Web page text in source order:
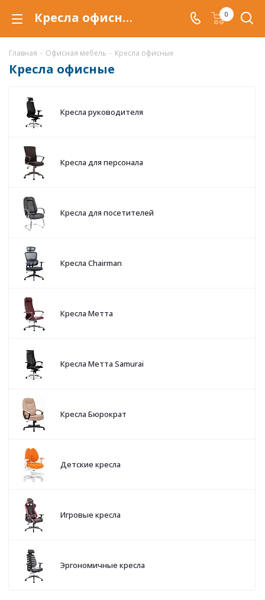
Кресла офисные в Краснодаре, купить кресло для офиса по низкой цене с доставкой 0
Главная - Офисная мебель - Кресла офисные
Кресла офисные
Кресла руководителя
Кресла для персонала
Кресла для посетителей
Кресла Chairman
Кресла Метта
Кресла Метта Samurai
Кресла Бюрократ
Детские кресла
Игровые кресла
Эргономичные кресла